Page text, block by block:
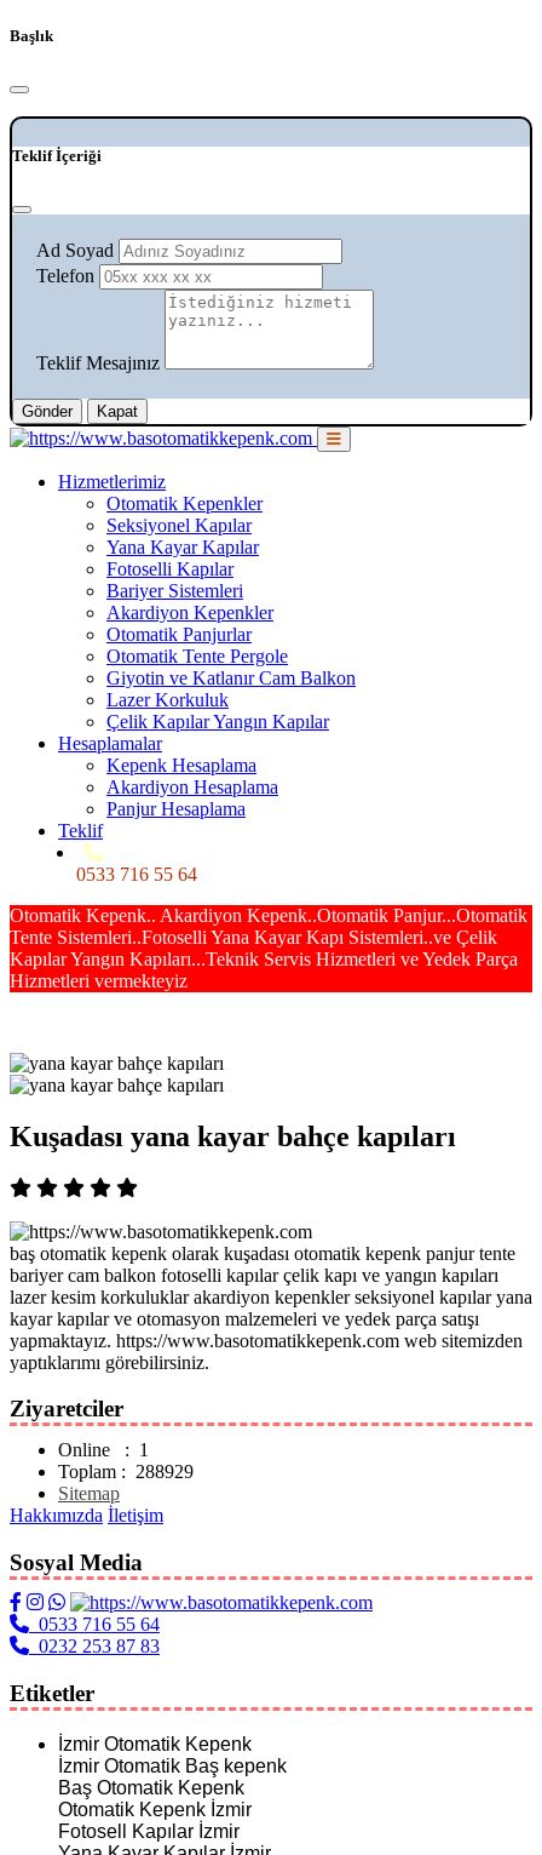
Başlık
Teklif İçeriği
Ad Soyad
Telefon
Teklif Mesajınız
Gönder Kapat
Hizmetlerimiz
Otomatik Kepenkler
Seksiyonel Kapılar
Yana Kayar Kapılar
Fotoselli Kapılar
Bariyer Sistemleri
Akardiyon Kepenkler
Otomatik Panjurlar
Otomatik Tente Pergole
Giyotin ve Katlanır Cam Balkon
Lazer Korkuluk
Çelik Kapılar Yangın Kapılar
Hesaplamalar
Kepenk Hesaplama
Akardiyon Hesaplama
Panjur Hesaplama
Teklif
0533 716 55 64
Otomatik Kepenk.. Akardiyon Kepenk..Otomatik Panjur...Otomatik
Tente Sistemleri..Fotoselli Yana Kayar Kapı Sistemleri..ve Çelik
Kapılar Yangın Kapıları...Teknik Servis Hizmetleri ve Yedek Parça
Hizmetleri vermekteyiz
Kuşadası yana kayar bahçe kapıları
baş otomatik kepenk olarak kuşadası otomatik kepenk panjur tente
bariyer cam balkon fotoselli kapılar çelik kapı ve yangın kapıları
lazer kesim korkuluklar akardiyon kepenkler seksiyonel kapılar yana
kayar kapılar ve otomasyon malzemeleri ve yedek parça satışı
yapmaktayız. https://www.basotomatikkepenk.com web sitemizden
yaptıklarımı görebilirsiniz.
Ziyaretciler
Online : 1
Toplam : 288929
Sitemap
Hakkımızda İletişim
Sosyal Media
0533 716 55 64
0232 253 87 83
Etiketler
İzmir Otomatik Kepenk
İzmir Otomatik Baş kepenk
Baş Otomatik Kepenk
Otomatik Kepenk İzmir
Fotosell Kapılar İzmir